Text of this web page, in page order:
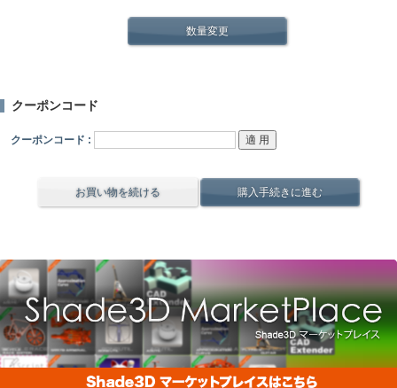
数量変更
クーポンコード
クーポンコード :
お買い物を続ける 購入手続きに進む